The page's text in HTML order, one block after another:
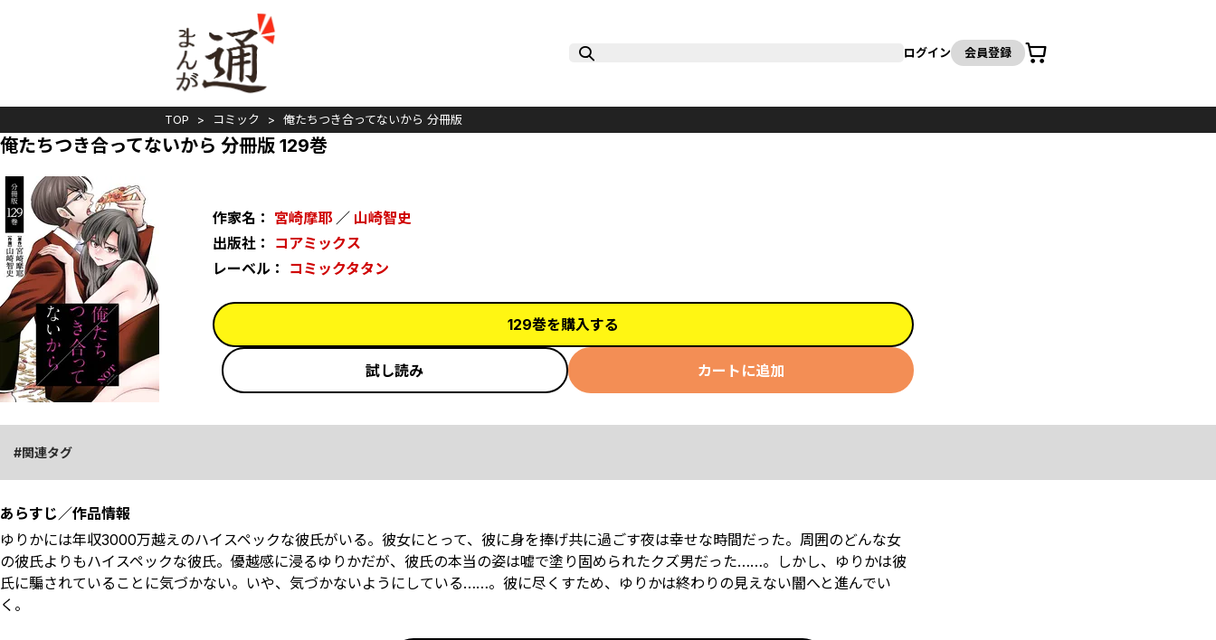
ログイン 会員登録
カート
TOP コミック 俺たちつき合ってないから 分冊版
俺たちつき合ってないから 分冊版 129巻
作家名： 宮崎摩耶 ／ 山崎智史
出版社： コアミックス
レーベル： コミックタタン
129巻を購入する
試し読み カートに追加
関連タグ
あらすじ／作品情報
ゆりかには年収3000万越えのハイスペックな彼氏がいる。彼女にとって、彼に身を捧げ共に過ごす夜は幸せな時間だった。周囲のどんな女
の彼氏よりもハイスペックな彼氏。優越感に浸るゆりかだが、彼氏の本当の姿は嘘で塗り固められたクズ男だった……。しかし、ゆりかは彼
氏に騙されていることに気づかない。いや、気づかないようにしている……。彼に尽くすため、ゆりかは終わりの見えない闇へと進んでい
く。